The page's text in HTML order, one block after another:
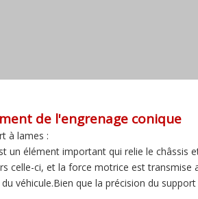
de l'engrenage conique
à lames :
un élément important qui relie le châssis
celle-ci, et la force motrice est
véhicule.Bien que la précision du